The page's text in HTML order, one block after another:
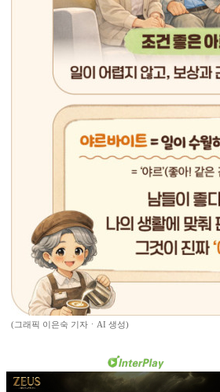
(그래픽 이은숙 기자ㆍAI 생성)